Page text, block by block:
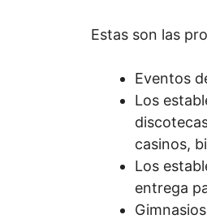
Estas son las
Eventos
Los
casinos,
Los
entrega